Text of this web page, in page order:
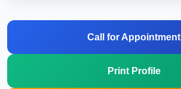
Call for Appointment
Print Profile